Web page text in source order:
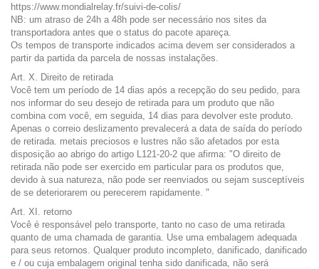
https://www.mondialrelay.fr/suivi-de-colis/
NB: um atraso de 24h a 48h pode ser necessário nos sites da
transportadora antes que o status do pacote apareça.
Os tempos de transporte indicados acima devem ser considerados a
partir da partida da parcela de nossas instalações.
Art. X. Direito de retirada
Você tem um período de 14 dias após a recepção do seu pedido, para
nos informar do seu desejo de retirada para um produto que não
combina com você, em seguida, 14 dias para devolver este produto.
Apenas o correio deslizamento prevalecerá a data de saída do período
de retirada. metais preciosos e lustres não são afetados por esta
disposição ao abrigo do artigo L121-20-2 que afirma: "O direito de
retirada não pode ser exercido em particular para os produtos que,
devido à sua natureza, não pode ser reenviados ou sejam susceptíveis
de se deteriorarem ou perecerem rapidamente. "
Art. XI. retorno
Você é responsável pelo transporte, tanto no caso de uma retirada
quanto de uma chamada de garantia. Use uma embalagem adequada
para seus retornos. Qualquer produto incompleto, danificado, danificado
e / ou cuja embalagem original tenha sido danificada, não será